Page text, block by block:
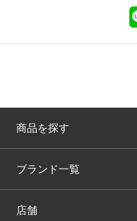
商品を探す
アイテム
ブランド一覧
WACOAL
店舗